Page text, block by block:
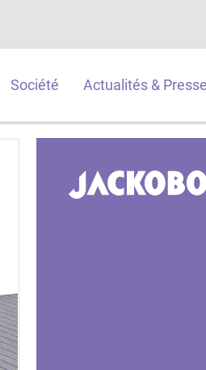
Société Actualités & Presse